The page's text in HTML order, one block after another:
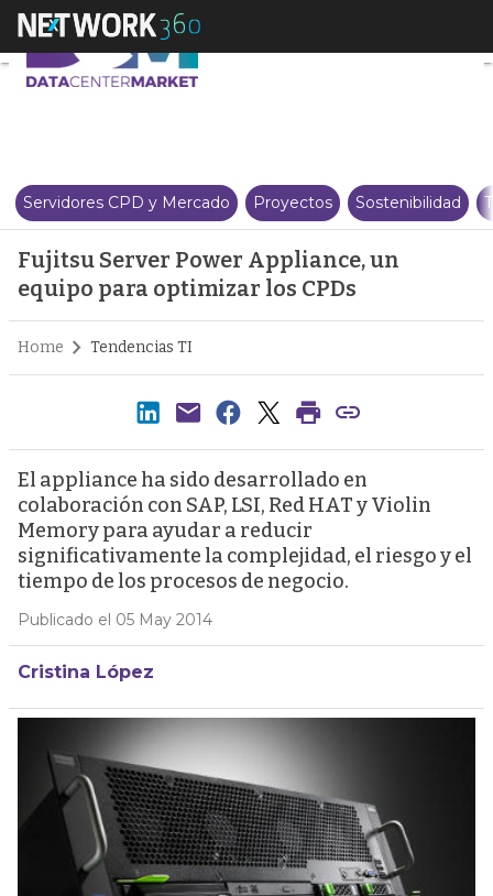
Fujitsu Server Power
Servidores CPD y Mercado Proyectos Sostenibilidad
Fujitsu Server Power Appliance, un
equipo para optimizar los CPDs
Home Tendencias TI
El appliance ha sido desarrollado en
colaboración con SAP, LSI, Red HAT y Violin
Memory para ayudar a reducir
significativamente la complejidad, el riesgo y el
tiempo de los procesos de negocio.
Publicado el 05 May 2014
Cristina López